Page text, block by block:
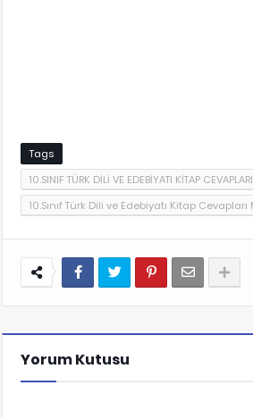
Tags
10.SINIF TÜRK DİLİ VE EDEBİYATI KİTAP
10.Sınıf Türk Dili ve Edebiyatı Kitap Cevapları
Yorum Kutusu